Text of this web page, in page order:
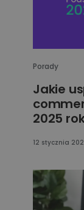
Porady
Jakie
2025
12 stycznia